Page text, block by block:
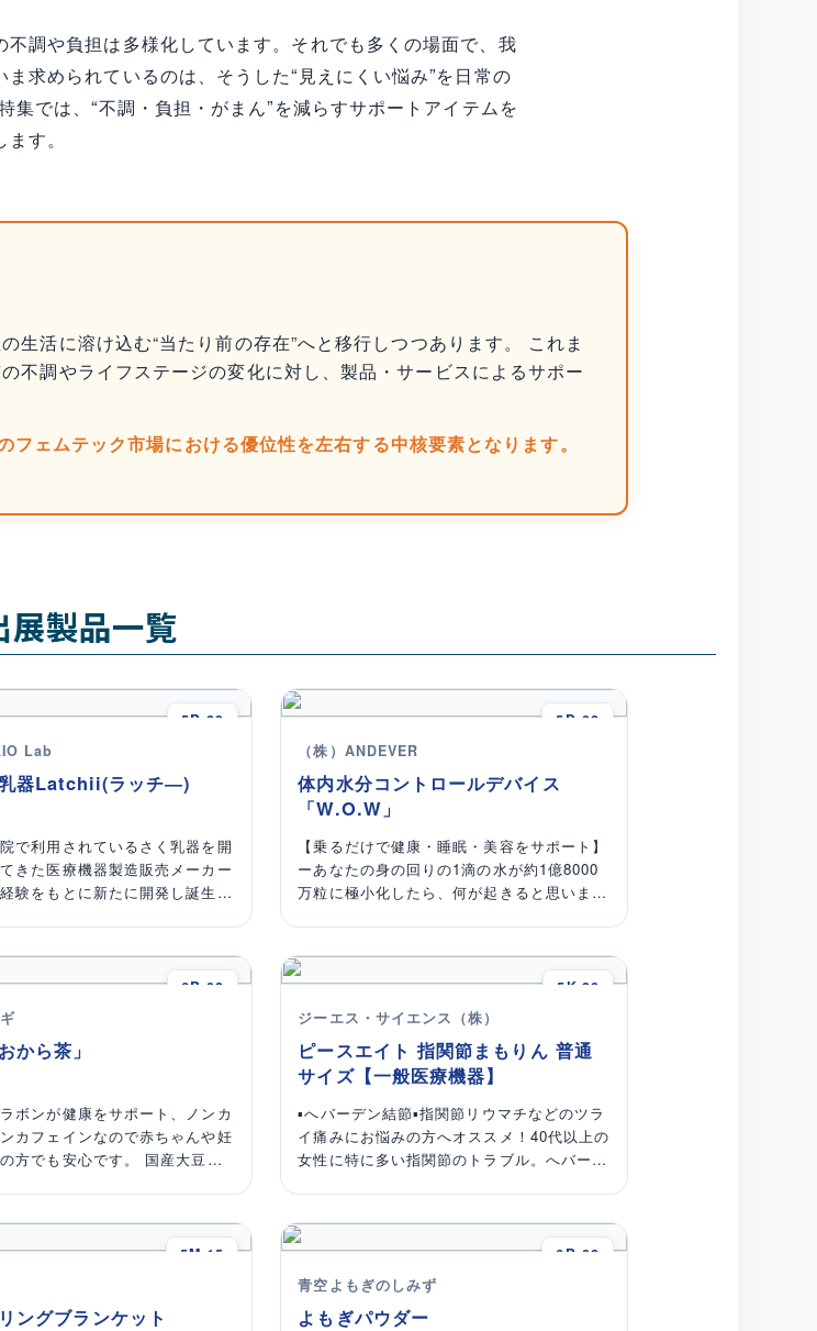
調や負担は多様化しています。それでも多くの場面で、我
求められているのは、そうした“見えにくい悩み”を日常の
では、“不調・負担・がまん”を減らすサポートアイテムを
す。
生活に溶け込む“当たり前の存在”へと移行しつつあります。 これま
不調やライフステージの変化に対し、製品・サービスによるサポー
ェムテック市場における優位性を左右する中核要素となります。
展製品一覧
5B-23
Lab
器Latchii(ラッチ―)
で利用されているさく乳器を開
きた医療機器製造販売メーカー
験をもとに新たに開発し誕生し
5D-02
（株）ANDEVER
体内水分コントロールデバイス
「W.O.W」
【乗るだけで健康・睡眠・美容をサポート】
ーあなたの身の回りの1滴の水が約1億8000
万粒に極小化したら、何が起きると思います
という革新的な商品を生み出しました。
W.O.Wは全ての物質内部に存在するあらゆ
る「水」に働きかけ、乗るだけで健康・睡
眠・美容をトータルサポートする革新的なマ
ットです。
6B-02
から茶」
ボンが健康をサポート、ノンカ
カフェインなので赤ちゃんや妊
方でも安心です。 国産大豆
部の名水」を使用。ティーバッ
包入。
5K-38
ジーエス・サイエンス（株）
ピースエイト 指関節まもりん 普通
サイズ【一般医療機器】
▪へバーデン結節▪指関節リウマチなどのツラ
イ痛みにお悩みの方へオススメ！40代以上の
女性に特に多い指関節のトラブル。へバーデ
らの衝撃を緩和します。
5M-15
ングブランケット
6B-02
青空よもぎのしみず
よもぎパウダー